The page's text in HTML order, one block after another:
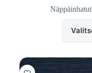
Näppäinhatut